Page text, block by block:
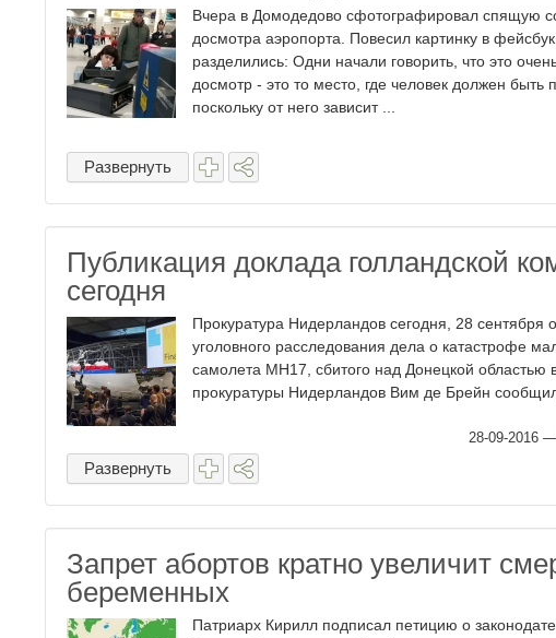
Вчера в Домодедово сфотографировал спящую
досмотра аэропорта. Повесил картинку в
разделились: Одни начали говорить, что это
досмотр - это то место, где человек должен быть
поскольку от него зависит ...
Развернуть
Публикация доклада голландской
сегодня
Прокуратура Нидерландов сегодня, 28 сентября
уголовного расследования дела о катастрофе
самолета MH17, сбитого над Донецкой областью
прокуратуры Нидерландов Вим де Брейн
28-09-2016 —
Развернуть
Запрет абортов кратно увеличит
беременных
Патриарх Кирилл подписал петицию о